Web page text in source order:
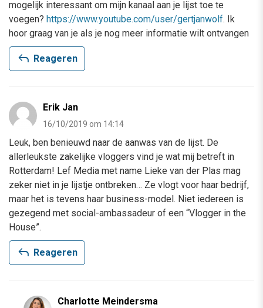
mogelijk interessant om mijn kanaal aan je lijst toe te
voegen? https://www.youtube.com/user/gertjanwolf. Ik
hoor graag van je als je nog meer informatie wilt ontvangen
reply Reageren
Erik Jan
16/10/2019 om 14:14
Leuk, ben benieuwd naar de aanwas van de lijst. De
allerleukste zakelijke vloggers vind je wat mij betreft in
Rotterdam! Lef Media met name Lieke van der Plas mag
zeker niet in je lijstje ontbreken… Ze vlogt voor haar bedrijf,
maar het is tevens haar business-model. Niet iedereen is
gezegend met social-ambassadeur of een “Vlogger in the
House”.
reply Reageren
Charlotte Meindersma